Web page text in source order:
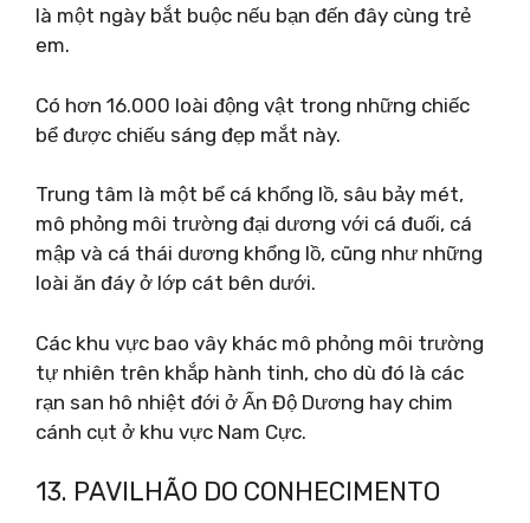
là một ngày bắt buộc nếu bạn đến đây cùng trẻ
em.
Có hơn 16.000 loài động vật trong những chiếc
bể được chiếu sáng đẹp mắt này.
Trung tâm là một bể cá khổng lồ, sâu bảy mét,
mô phỏng môi trường đại dương với cá đuối, cá
mập và cá thái dương khổng lồ, cũng như những
loài ăn đáy ở lớp cát bên dưới.
Các khu vực bao vây khác mô phỏng môi trường
tự nhiên trên khắp hành tinh, cho dù đó là các
rạn san hô nhiệt đới ở Ấn Độ Dương hay chim
cánh cụt ở khu vực Nam Cực.
13. PAVILHÃO DO CONHECIMENTO